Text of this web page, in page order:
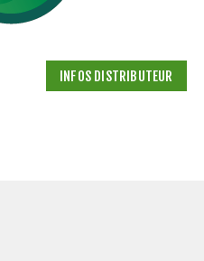
INFOS DISTRIBUTEUR